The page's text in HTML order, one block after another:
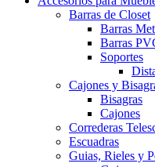
Barras de Closet
Barras
Barras
Soportes
Cajones y
Bisagras
Cajones
Correderas
Escuadras
Guias, Rieles y